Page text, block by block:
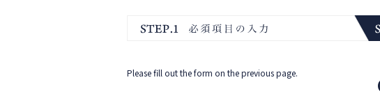
Please fill out the form on the previous page.